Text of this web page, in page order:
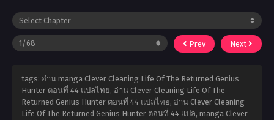
Prev Next
tags: อ่าน manga Clever Cleaning Life Of The Returned Genius
Hunter ตอนที่ 44 แปลไทย, อ่าน Clever Cleaning Life Of The
Returned Genius Hunter ตอนที่ 44 แปลไทย, อ่าน Clever Cleaning
Life Of The Returned Genius Hunter ตอนที่ 44 แปล, manga Clever